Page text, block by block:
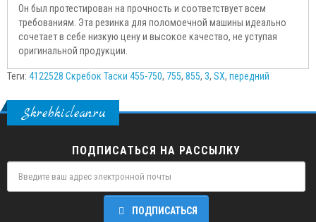
Он был протестирован на прочность и соответствует всем
требованиям. Эта резинка для поломоечной машины идеально
сочетает в себе низкую цену и высокое качество, не уступая
оригинальной продукции.
Теги: 4122528 Скребок Таски 455-750, 755, 855, 3, SX, передний
Skrebkiclean.ru
ПОДПИСАТЬСЯ НА РАССЫЛКУ
ПОДПИСАТЬСЯ